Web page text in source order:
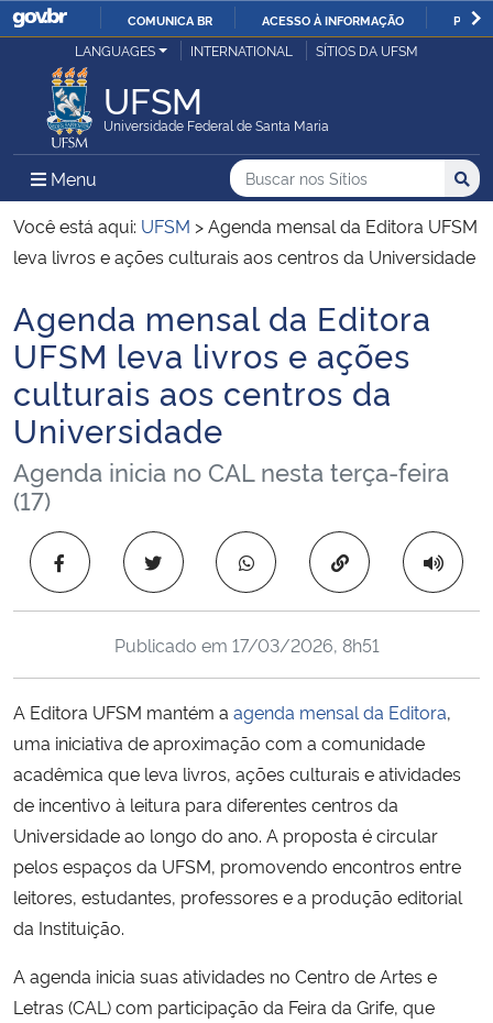
IR
COMUNICA BR ACESSO À INFORMAÇÃO
Ministério da Justiça e Segurança Pública
Ministério da Defesa
Ministério das Relações Exteriores
Ministério da Infraestrutura
Ministério da Agricultura, Pecuária e Abastecimento
Ministério da Cidadania
Ministério da Saúde
Ministério do Meio Ambiente
Ministério do Turismo
Ministério do Desenvolvimento Regional
Controladoria-Geral da União
Ministério da Mulher, da Família e dos Direitos Humanos
LANGUAGES INTERNATIONAL SÍTIOS DA UFSM
UFSM
Universidade Federal de Santa Maria
Menu Menu Principal do Sítio
Busca
Buscar no nos Sítios
Busca:
Você está aqui: UFSM >Agenda mensal da Editora UFSM
leva livros e ações culturais aos centros da Universidade
Início do conteúdo
Agenda mensal da Editora
UFSM leva livros e ações
culturais aos centros da
Universidade
Agenda inicia no CAL nesta terça-feira
(17)
Copiar para área
Publicado em 17/03/2026, 8h51
A Editora UFSM mantém a agenda mensal da Editora,
uma iniciativa de aproximação com a comunidade
acadêmica que leva livros, ações culturais e atividades
de incentivo à leitura para diferentes centros da
Universidade ao longo do ano. A proposta é circular
pelos espaços da UFSM, promovendo encontros entre
leitores, estudantes, professores e a produção editorial
da Instituição.
A agenda inicia suas atividades no Centro de Artes e
Letras (CAL) com participação da Feira da Grife, que